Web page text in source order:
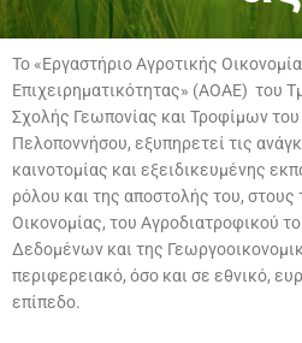
Το «Εργαστήριο Αγροτικής
Επιχειρηματικότητας» (ΑΟΑΕ) του
Σχολής Γεωπονίας και Τροφίμων του
Πελοποννήσου, εξυπηρετεί τις
καινοτομίας και εξειδικευμένης
ρόλου και της αποστολής του, στους
Οικονομίας, του Αγροδιατροφικού
Δεδομένων και της
περιφερειακό, όσο και σε εθνικό,
επίπεδο.